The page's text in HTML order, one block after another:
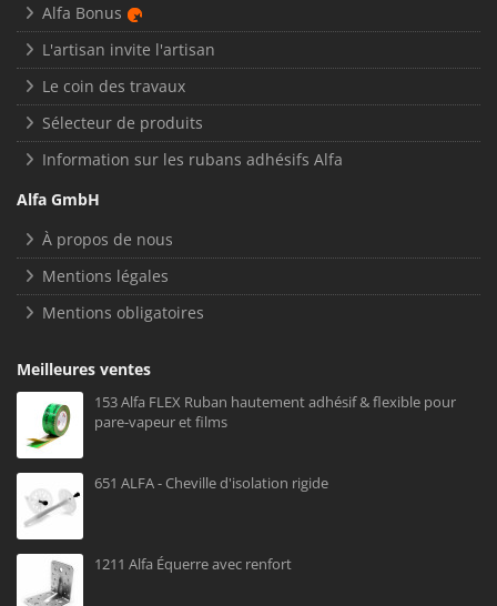
Alfa Bonus
L'artisan invite l'artisan
Le coin des travaux
Sélecteur de produits
Information sur les rubans adhésifs Alfa
Alfa GmbH
À propos de nous
Mentions légales
Mentions obligatoires
Meilleures ventes
153 Alfa FLEX Ruban hautement adhésif & flexible pour
pare-vapeur et films
651 ALFA - Cheville d'isolation rigide
1211 Alfa Équerre avec renfort